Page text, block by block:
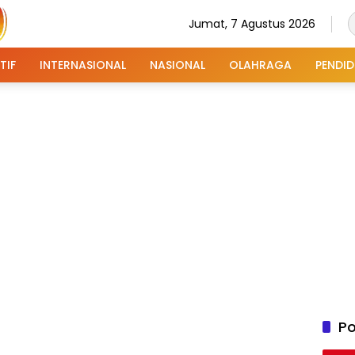
Jumat, 7 Agustus 2026
INTERNASIONAL NASIONAL OLAHRAGA